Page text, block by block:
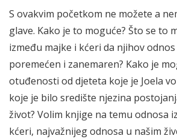
S ovakvim početkom ne možete a
glave. Kako je to moguće? Što se to
između majke i kćeri da njihov
poremećen i zanemaren? Kako je
otuđenosti od djeteta koje je Joela
koje je bilo središte njezina
život? Volim knjige na temu odnosa
kćeri, najvažnijeg odnosa u našim